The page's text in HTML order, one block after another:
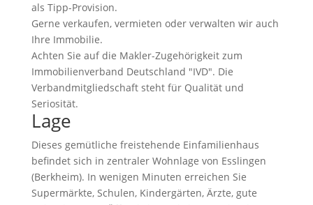
als Tipp-Provision.
Gerne verkaufen, vermieten oder verwalten wir auch
Ihre Immobilie.
Achten Sie auf die Makler-Zugehörigkeit zum
Immobilienverband Deutschland "IVD". Die
Verbandmitgliedschaft steht für Qualität und
Seriosität.
Lage
Dieses gemütliche freistehende Einfamilienhaus
befindet sich in zentraler Wohnlage von Esslingen
(Berkheim). In wenigen Minuten erreichen Sie
Supermärkte, Schulen, Kindergärten, Ärzte, gute